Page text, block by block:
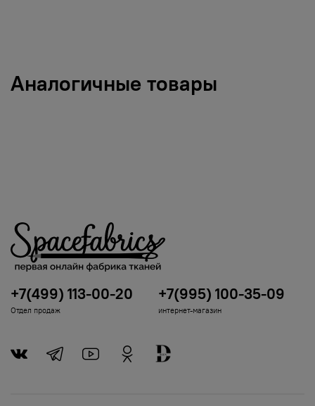
Аналогичные товары
+7(499) 113-00-20
Отдел продаж
+7(995) 100-35-09
интернет-магазин